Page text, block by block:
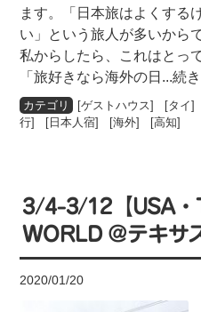
ます。「日本旅はよくする
い」という旅人が多いか
私からしたら、これはとっ
「旅好きなら海外の日 ...続
[ゲストハウス] [タイ]
行] [ 日本人宿] [海外] [高知]
3/4-3/12【USA・
WORLD @テキサ
2020/01/20